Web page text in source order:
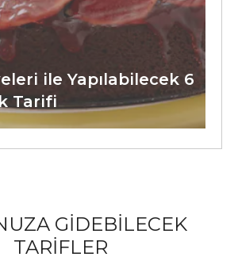
ile Yapılabilecek 6
Tarifi
GİDEBİLECEK
TARİFLER